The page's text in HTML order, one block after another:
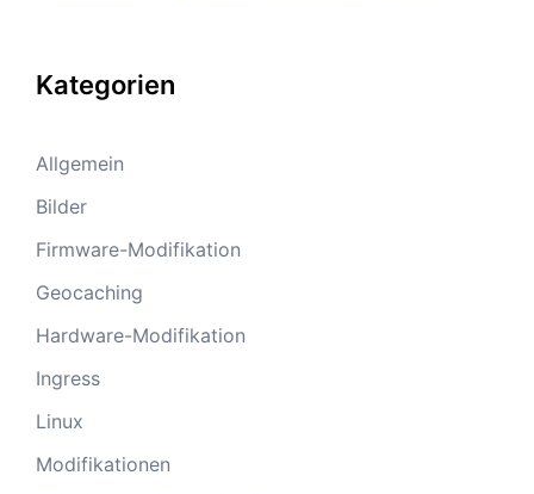
Kategorien
Allgemein
Bilder
Firmware-Modifikation
Geocaching
Hardware-Modifikation
Ingress
Linux
Modifikationen